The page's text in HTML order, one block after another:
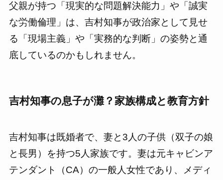
父親が持つ「現実的な問題解決能力」や「誠実
な労働倫理」は、吉村知事が政治家として見せ
る「現場主義」や「実務的な判断」の姿勢と通
底しているのかもしれません。
吉村知事の息子が灘？家族構成と教育方針
吉村知事は既婚者で、妻と3人の子供（双子の娘
と長男）を持つ5人家族です。妻は元キャビンア
テンダント（CA）の一般人女性であり、メディ